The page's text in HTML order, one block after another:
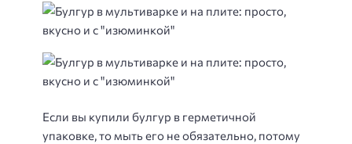
Если вы купили булгур в герметичной
упаковке, то мыть его не обязательно, потому